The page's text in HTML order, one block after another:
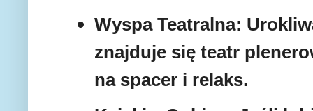
Wyspa Teatralna:
znajduje się teatr
na spacer i relaks.